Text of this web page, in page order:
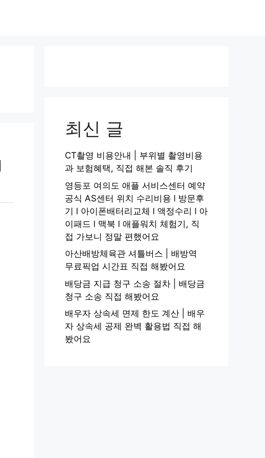
최신 글
CT촬영 비용안내 | 부위별 촬영비용
과 보험혜택, 직접 해본 솔직 후기
영등포 여의도 애플 서비스센터 예약
공식 AS센터 위치 수리비용 l 방문후
기 l 아이폰배터리교체 l 액정수리 l 아
이패드 l 맥북 l 애플워치 체험기, 직
접 가보니 정말 편했어요
아산배방체육관 셔틀버스 | 배방역
무료픽업 시간표 직접 해봤어요
배당금 지급 청구 소송 절차 | 배당금
청구 소송 직접 해봤어요
배우자 상속세 면제 한도 계산 | 배우
자 상속세 공제 완벽 활용법 직접 해
봤어요